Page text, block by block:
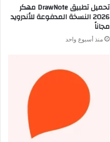
تحميل تطبيق DrawNote مهكر
2026 النسخة المدفوعة للأندرويد
مجاناً
منذ أسبوع واحد